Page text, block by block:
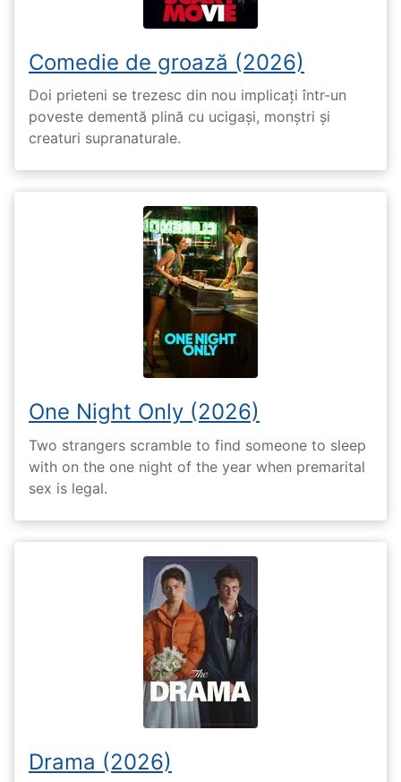
Comedie de groază (2026)
Doi prieteni se trezesc din nou implicați într-un
poveste dementă plină cu ucigași, monștri și
creaturi supranaturale.
One Night Only (2026)
Two strangers scramble to find someone to sleep
with on the one night of the year when premarital
sex is legal.
Drama (2026)